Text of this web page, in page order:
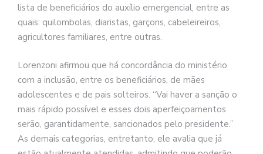
lista de beneficiários do auxílio emergencial, entre as
quais: quilombolas, diaristas, garçons, cabeleireiros,
agricultores familiares, entre outras.
Lorenzoni afirmou que há concordância do ministério
com a inclusão, entre os beneficiários, de mães
adolescentes e de pais solteiros. “Vai haver a sanção o
mais rápido possível e esses dois aperfeiçoamentos
serão, garantidamente, sancionados pelo presidente.”
As demais categorias, entretanto, ele avalia que já